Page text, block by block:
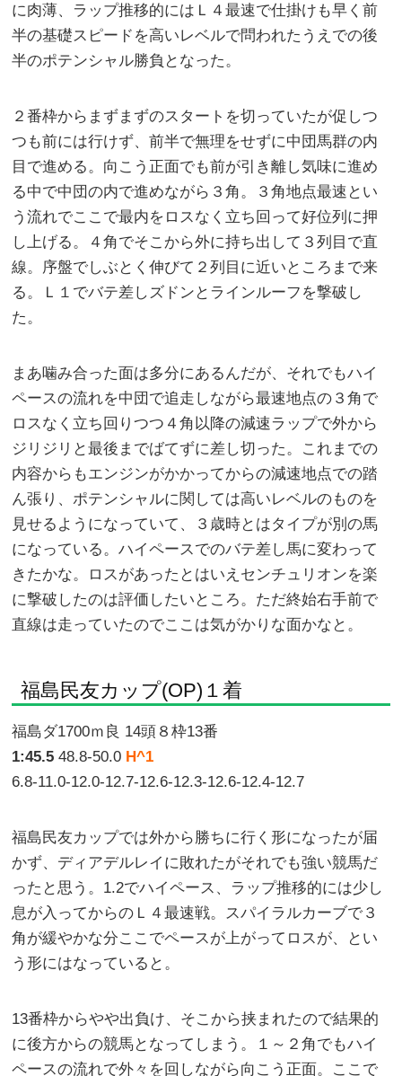
に肉薄、ラップ推移的にはＬ４最速で仕掛けも早く前
半の基礎スピードを高いレベルで問われたうえでの後
半のポテンシャル勝負となった。
２番枠からまずまずのスタートを切っていたが促しつ
つも前には行けず、前半で無理をせずに中団馬群の内
目で進める。向こう正面でも前が引き離し気味に進め
る中で中団の内で進めながら３角。３角地点最速とい
う流れでここで最内をロスなく立ち回って好位列に押
し上げる。４角でそこから外に持ち出して３列目で直
線。序盤でしぶとく伸びて２列目に近いところまで来
る。Ｌ１でバテ差しズドンとラインルーフを撃破し
た。
まあ噛み合った面は多分にあるんだが、それでもハイ
ペースの流れを中団で追走しながら最速地点の３角で
ロスなく立ち回りつつ４角以降の減速ラップで外から
ジリジリと最後までばてずに差し切った。これまでの
内容からもエンジンがかかってからの減速地点での踏
ん張り、ポテンシャルに関しては高いレベルのものを
見せるようになっていて、３歳時とはタイプが別の馬
になっている。ハイペースでのバテ差し馬に変わって
きたかな。ロスがあったとはいえセンチュリオンを楽
に撃破したのは評価したいところ。ただ終始右手前で
直線は走っていたのでここは気がかりな面かなと。
福島民友カップ(OP)１着
福島ダ1700ｍ良 14頭８枠13番
1:45.5 48.8-50.0 H^1
6.8-11.0-12.0-12.7-12.6-12.3-12.6-12.4-12.7
福島民友カップでは外から勝ちに行く形になったが届
かず、ディアデルレイに敗れたがそれでも強い競馬だ
ったと思う。1.2でハイペース、ラップ推移的には少し
息が入ってからのＬ４最速戦。スパイラルカーブで３
角が緩やかな分ここでペースが上がってロスが、とい
う形にはなっていると。
13番枠からやや出負け、そこから挟まれたので結果的
に後方からの競馬となってしまう。１～２角でもハイ
ペースの流れで外々を回しながら向こう正面。ここで